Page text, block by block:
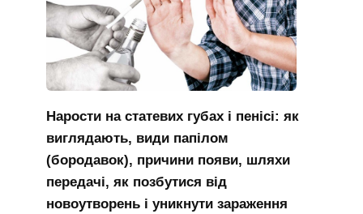
Нарости на статевих губах і пенісі: як
виглядають, види папілом
(бородавок), причини появи, шляхи
передачі, як позбутися від
новоутворень і уникнути зараження